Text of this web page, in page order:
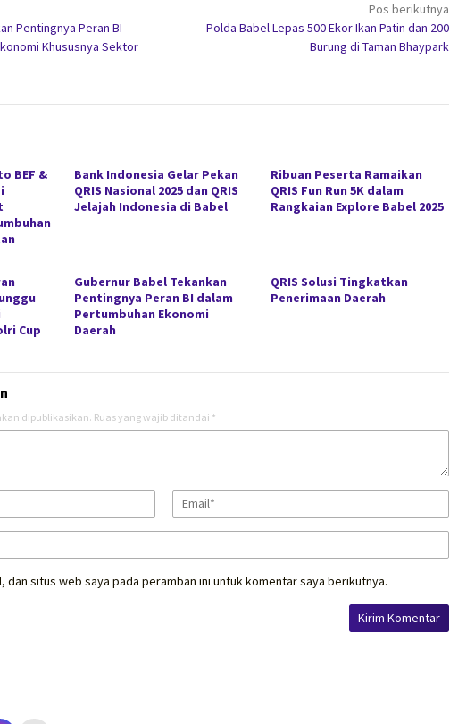
Pentingnya Peran BI
Khususnya Sektor
Pos berikutnya
Polda Babel Lepas 500 Ekor Ikan Patin dan 200
Burung di Taman Bhaypark
BEF &
Bank Indonesia Gelar Pekan
QRIS Nasional 2025 dan QRIS
Jelajah Indonesia di Babel
Ribuan Peserta Ramaikan
QRIS Fun Run 5K dalam
Rangkaian Explore Babel 2025
Cup
Gubernur Babel Tekankan
Pentingnya Peran BI dalam
Pertumbuhan Ekonomi
Daerah
QRIS Solusi Tingkatkan
Penerimaan Daerah
dipublikasikan. Ruas yang wajib ditandai *
dan situs web saya pada peramban ini untuk komentar saya berikutnya.